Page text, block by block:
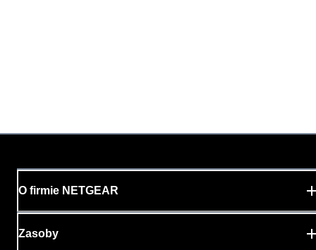
O firmie NETGEAR
Zasoby